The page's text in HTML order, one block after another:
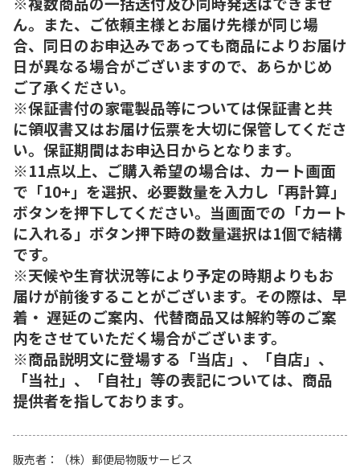
ん。また、ご依頼主様とお届け先様が同じ場
合、同日のお申込みであっても商品によりお届け
日が異なる場合がございますので、あらかじめ
ご了承ください。
※保証書付の家電製品等については保証書と共
に領収書又はお届け伝票を大切に保管してくださ
い。保証期間はお申込日からとなります。
※11点以上、ご購入希望の場合は、カート画面
で「10+」を選択、必要数量を入力し「再計算」
ボタンを押下してください。当画面での「カート
に入れる」ボタン押下時の数量選択は1個で結構
です。
※天候や生育状況等により予定の時期よりもお
届けが前後することがございます。その際は、早
着・ 遅延のご案内、代替商品又は解約等のご案
内をさせていただく場合がございます。
※商品説明文に登場する「当店」、「自店」、
「当社」、「自社」等の表記については、商品
提供者を指しております。
販売者
（株）郵便局物販サービス